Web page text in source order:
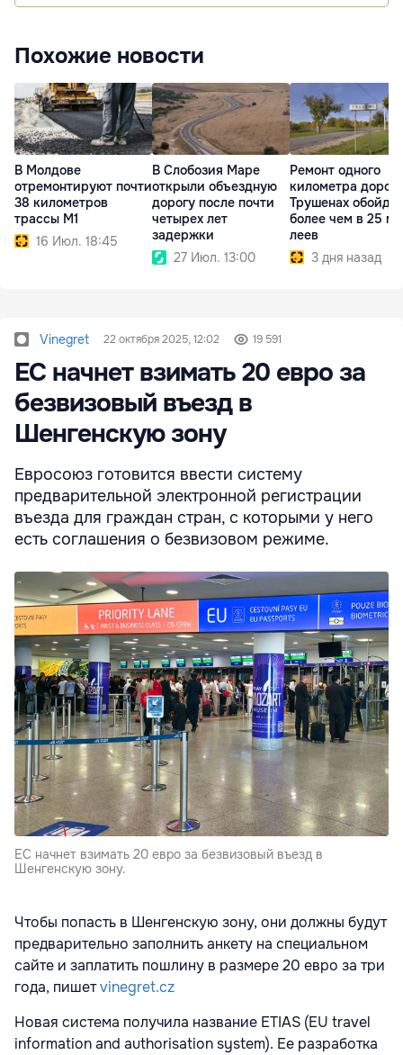
Похожие новости
В Молдове
отремонтируют почти
38 километров
трассы M1
16 Июл. 18:45
В Слобозия Маре
открыли объездную
дорогу после почти
четырех лет
задержки
27 Июл. 13:00
Ремонт одного
километра
Трушенах
более чем в 25
леев
3 дня назад
Vinegret 22 октября 2025, 12:02 19 591
ЕС начнет взимать 20 евро за
безвизовый въезд в
Шенгенскую зону
Евросоюз готовится ввести систему
предварительной электронной регистрации
въезда для граждан стран, с которыми у него
есть соглашения о безвизовом режиме.
ЕС начнет взимать 20 евро за безвизовый въезд в
Шенгенскую зону.
Чтобы попасть в Шенгенскую зону, они должны будут
предварительно заполнить анкету на специальном
сайте и заплатить пошлину в размере 20 евро за три
года, пишетvinegret.cz
Новая система получила название ETIAS (EU travel
information and authorisation system). Ее разработка